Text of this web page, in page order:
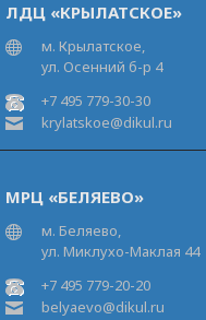
ЛДЦ «КРЫЛАТСКОЕ»
м. Крылатское,
ул. Осенний б-р 4
+7 495 779-30-30
krylatskoe@dikul.ru
МРЦ «БЕЛЯЕВО»
м. Беляево,
ул. Миклухо-Маклая 44
+7 495 779-20-20
belyaevo@dikul.ru